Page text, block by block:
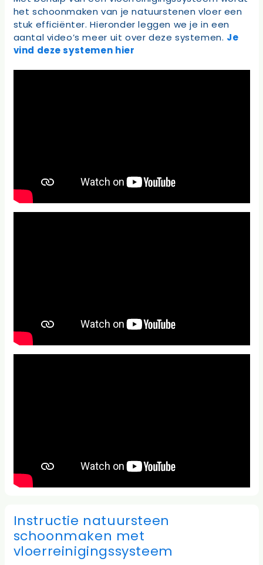
het schoonmaken van je natuurstenen vloer een
stuk efficiënter. Hieronder leggen we je in een
aantal video’s meer uit over deze systemen. Je
vind deze systemen hier
Instructie natuursteen
schoonmaken met
vloerreinigingssysteem